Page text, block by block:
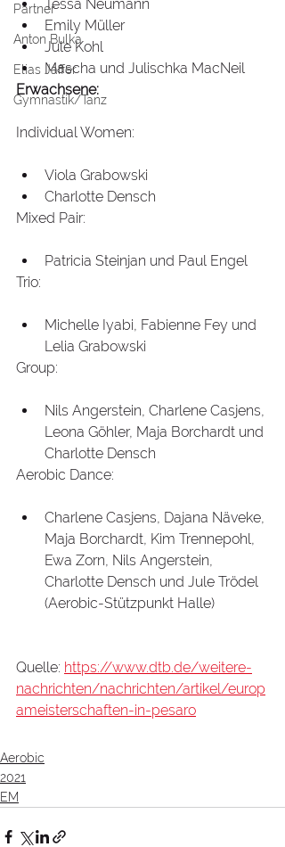
Partner
Anton Bulka
Elias Jaffer
Gymnastik/Tanz
Tessa Neumann
Emily Müller
Jule Kohl
Mascha und Julischka MacNeil
Erwachsene:
Individual Women:
Viola Grabowski
Charlotte Densch
Mixed Pair:
Patricia Steinjan und Paul Engel
Trio:
Michelle Iyabi, Fabienne Fey und
Lelia Grabowski
Group:
Nils Angerstein, Charlene Casjens,
Leona Göhler, Maja Borchardt und
Charlotte Densch
Aerobic Dance:
Charlene Casjens, Dajana Näveke,
Maja Borchardt, Kim Trennepohl,
Ewa Zorn, Nils Angerstein,
Charlotte Densch und Jule Trödel
(Aerobic-Stützpunkt Halle)
Quelle: https://www.dtb.de/weitere-
nachrichten/nachrichten/artikel/europ
ameisterschaften-in-pesaro
Aerobic
2021
EM